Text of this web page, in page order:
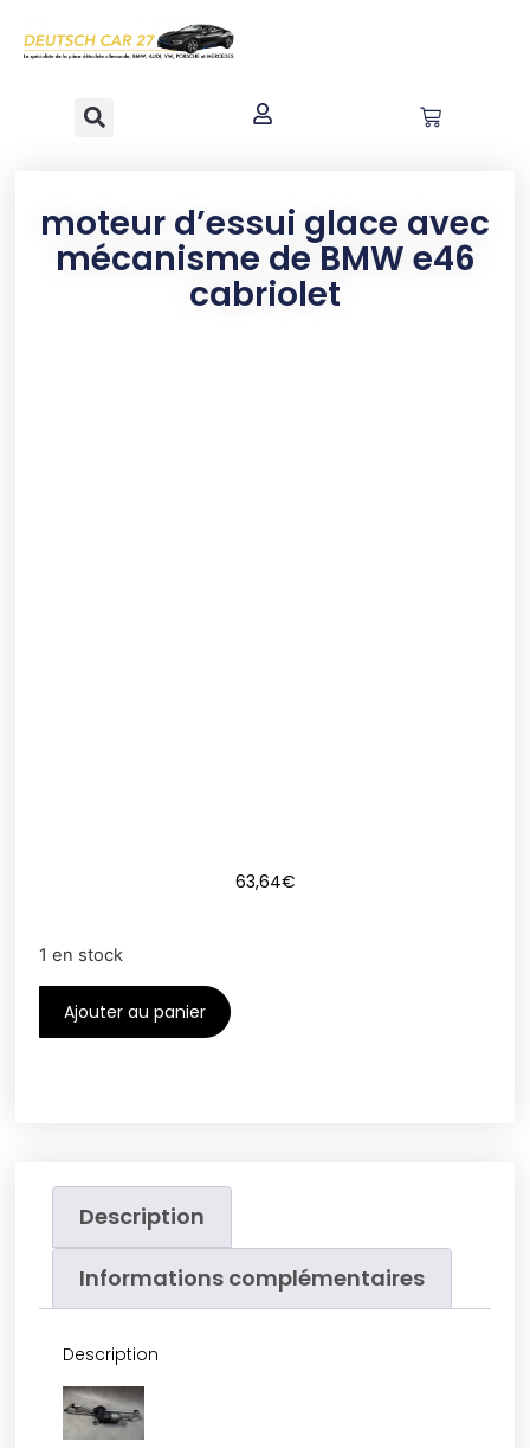
principal
moteur d’essui glace avec
mécanisme de BMW e46
cabriolet
63,64€
1 en stock
Ajouter au panier
Description
Informations complémentaires
Description